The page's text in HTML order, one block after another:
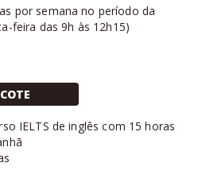
por semana no período da
feira das 9h às 12h15)
IELTS de inglês com 15 horas